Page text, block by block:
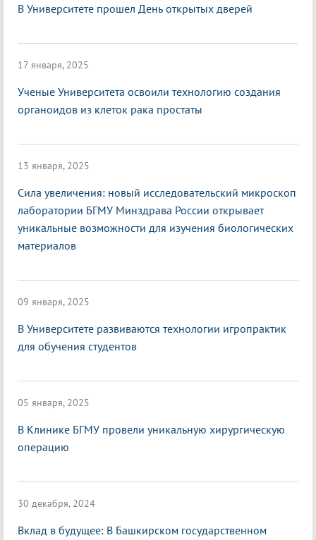
В Университете прошел День открытых дверей
17 января, 2025
Ученые Университета освоили технологию создания
органоидов из клеток рака простаты
13 января, 2025
Сила увеличения: новый исследовательский микроскоп
лаборатории БГМУ Минздрава России открывает
уникальные возможности для изучения биологических
материалов
09 января, 2025
В Университете развиваются технологии игропрактик
для обучения студентов
05 января, 2025
В Клинике БГМУ провели уникальную хирургическую
операцию
30 декабря, 2024
Вклад в будущее: В Башкирском государственном